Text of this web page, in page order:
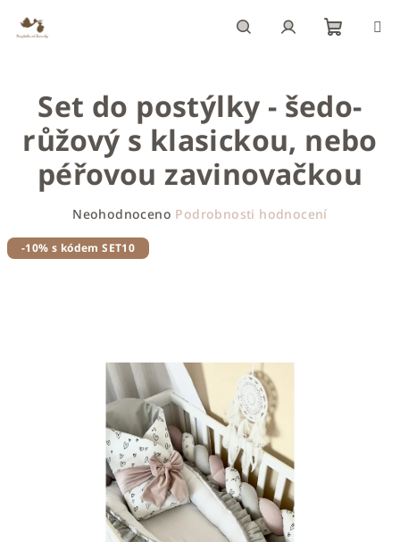
obsah
košík
Set do postýlky - šedo-
růžový s klasickou, nebo
péřovou zavinovačkou
produktu
Neohodnoceno Podrobnosti hodnocení
-10% s kódem SET10